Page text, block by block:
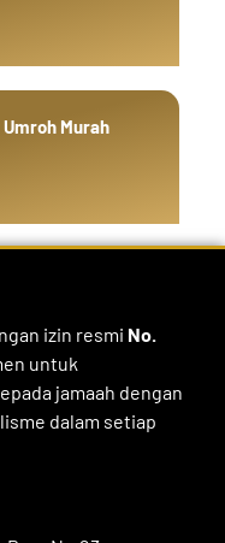
Murah
izin resmi No.
untuk
jamaah dengan
dalam setiap